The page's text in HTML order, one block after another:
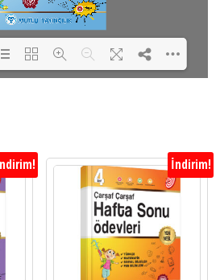
İndirim!